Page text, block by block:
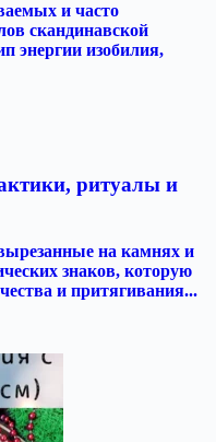
и часто
скандинавской
энергии изобилия,
ритуалы и
на камнях и
знаков, которую
и притягивания...